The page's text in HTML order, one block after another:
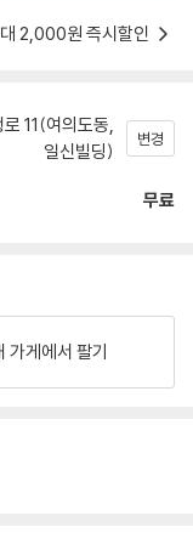
2,000원 즉시할인
11(여의도동,
일신빌딩)
변경
무료
가게에서 팔기